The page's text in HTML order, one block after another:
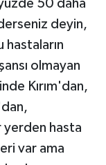
50 daha
deyin,
hastaların
olmayan
Kırım'dan,
hasta
var ama